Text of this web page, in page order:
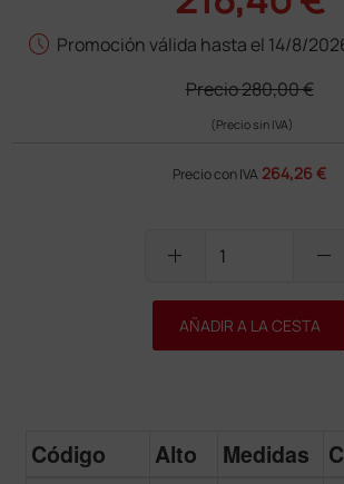
schedule Promoción válida hasta el 14/8/
Precio280,00 €
(Precio sin IVA)
Precio con IVA 264,26 €
add remove
AÑADIR A LA CESTA
Código Alto Medidas